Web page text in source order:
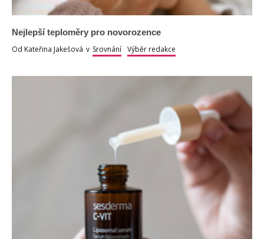
Nejlepší teploměry pro novorozence
Od Kateřina Jakešová v Srovnání Výběr redakce